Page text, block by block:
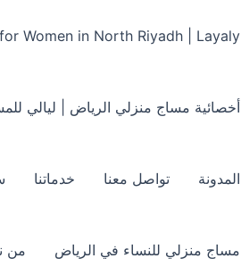
in North Riyadh | Layaly ‏‪0548728631
أخصائية مساج منزلي الرياض | ليالي للمساج
المدونة تواصل معنا خدماتنا
مساج منزلي للنساء في الرياض من